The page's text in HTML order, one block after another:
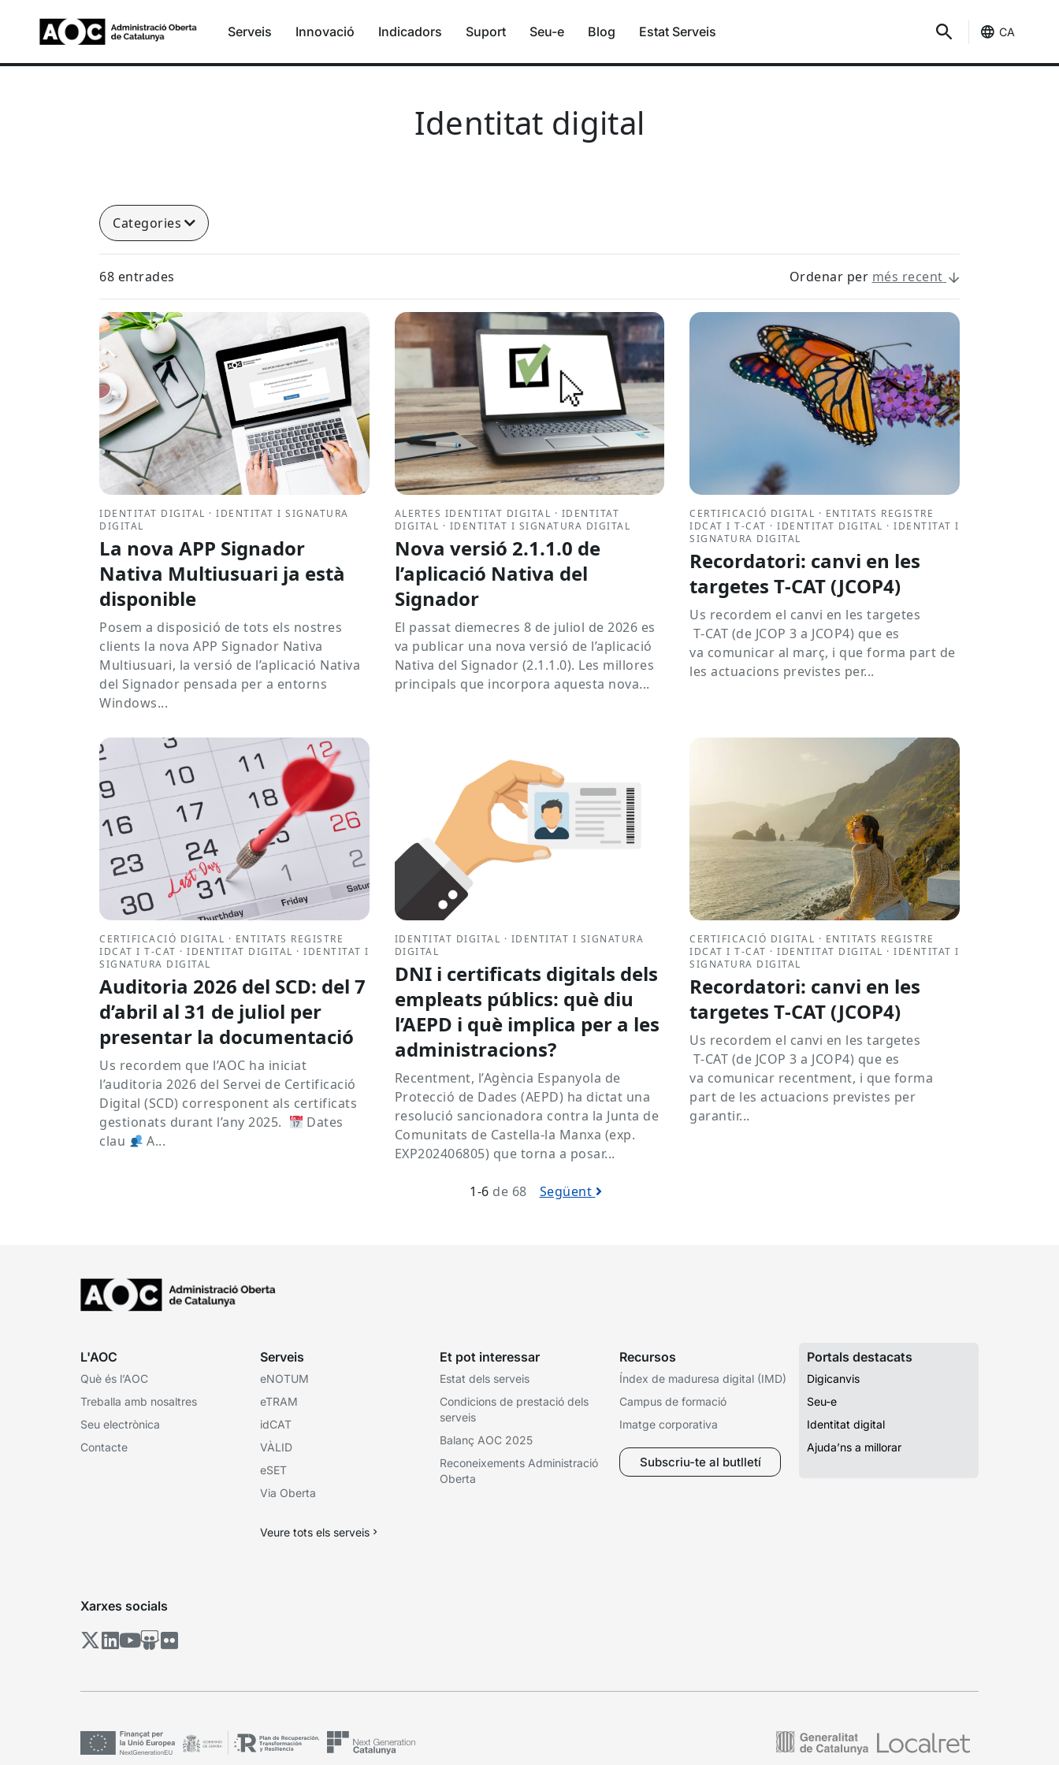
Serveis Innovació Indicadors Suport Seu-e Blog Estat Serveis CA
Identitat digital
Categories
68 entrades Ordenar per més recent
IDENTITAT DIGITAL · IDENTITAT I SIGNATURA
DIGITAL
La nova APP Signador
Nativa Multiusuari ja està
disponible
Posem a disposició de tots els nostres
clients la nova APP Signador Nativa
Multiusuari, la versió de l’aplicació Nativa
del Signador pensada per a entorns
Windows...
ALERTES IDENTITAT DIGITAL · IDENTITAT
DIGITAL · IDENTITAT I SIGNATURA DIGITAL
Nova versió 2.1.1.0 de
l’aplicació Nativa del
Signador
El passat diemecres 8 de juliol de 2026 es
va publicar una nova versió de l’aplicació
Nativa del Signador (2.1.1.0). Les millores
principals que incorpora aquesta nova...
CERTIFICACIÓ DIGITAL · ENTITATS REGISTRE
IDCAT I T-CAT · IDENTITAT DIGITAL · IDENTITAT I
SIGNATURA DIGITAL
Recordatori: canvi en les
targetes T‑CAT (JCOP4)
Us recordem el canvi en les targetes
T‑CAT (de JCOP 3 a JCOP4) que es
va comunicar al març, i que forma part de
les actuacions previstes per...
CERTIFICACIÓ DIGITAL · ENTITATS REGISTRE
IDCAT I T-CAT · IDENTITAT DIGITAL · IDENTITAT I
SIGNATURA DIGITAL
Auditoria 2026 del SCD: del 7
d’abril al 31 de juliol per
presentar la documentació
Us recordem que l’AOC ha iniciat
l’auditoria 2026 del Servei de Certificació
Digital (SCD) corresponent als certificats
gestionats durant l’any 2025.
Dates
clau
A...
IDENTITAT DIGITAL · IDENTITAT I SIGNATURA
DIGITAL
DNI i certificats digitals dels
empleats públics: què diu
l’AEPD i què implica per a les
administracions?
Recentment, l’Agència Espanyola de
Protecció de Dades (AEPD) ha dictat una
resolució sancionadora contra la Junta de
Comunitats de Castella-la Manxa (exp.
EXP202406805) que torna a posar...
CERTIFICACIÓ DIGITAL · ENTITATS REGISTRE
IDCAT I T-CAT · IDENTITAT DIGITAL · IDENTITAT I
SIGNATURA DIGITAL
Recordatori: canvi en les
targetes T‑CAT (JCOP4)
Us recordem el canvi en les targetes
T‑CAT (de JCOP 3 a JCOP4) que es
va comunicar recentment, i que forma
part de les actuacions previstes per
garantir...
1-6 de 68 Següent
L'AOC
Què és l’AOC
Treballa amb nosaltres
Seu electrònica
Contacte
Serveis
eNOTUM
eTRAM
idCAT
VÀLID
eSET
Via Oberta
Veure tots els serveis
Et pot interessar
Estat dels serveis
Condicions de prestació dels
serveis
Balanç AOC 2025
Reconeixements Administració
Oberta
Recursos
Índex de maduresa digital (IMD)
Campus de formació
Imatge corporativa
Subscriu-te al butlletí
Portals destacats
Digicanvis
Seu-e
Identitat digital
Ajuda’ns a millorar
Xarxes socials